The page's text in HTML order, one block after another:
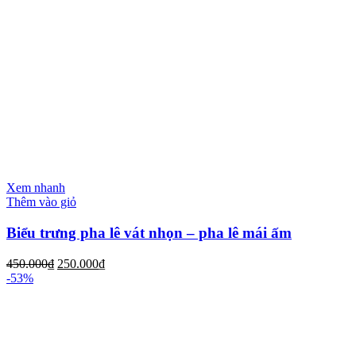
Xem nhanh
Thêm vào giỏ
Biểu trưng pha lê vát nhọn – pha lê mái ấm
450.000₫ 250.000₫
-53%